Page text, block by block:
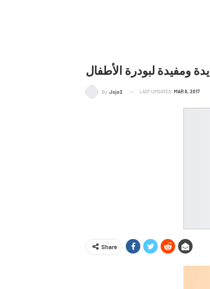
ومفيدة لبودرة الأطفال
By Jojo2 LAST UPDATED MAR 9, 2017
Share